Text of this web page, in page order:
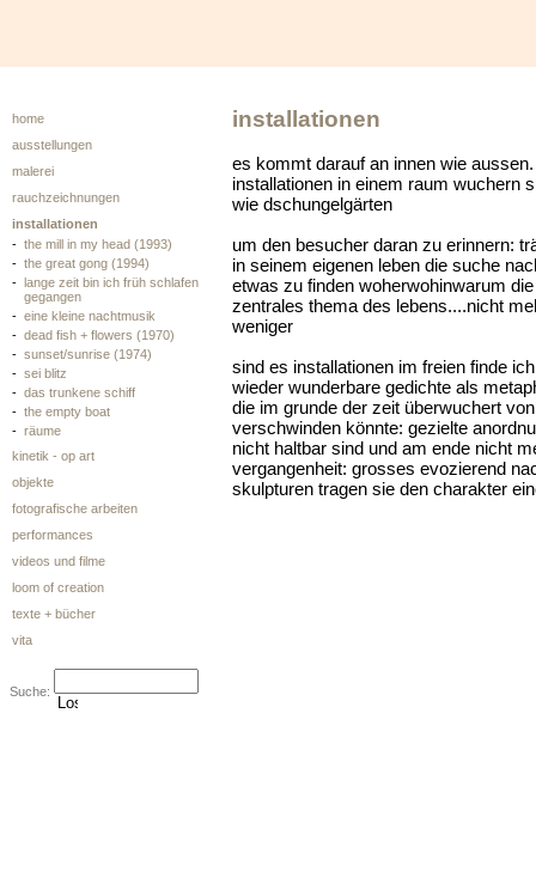
home
ausstellungen
malerei
rauchzeichnungen
installationen
- the mill in my head (1993)
- the great gong (1994)
- lange zeit bin ich früh schlafen
gegangen
- eine kleine nachtmusik
- dead fish + flowers (1970)
- sunset/sunrise (1974)
- sei blitz
- das trunkene schiff
- the empty boat
- räume
kinetik - op art
objekte
fotografische arbeiten
performances
videos und filme
loom of creation
texte + bücher
vita
Suche:
installationen
es kommt darauf an innen wie
installationen in einem raum wuchern
wie dschungelgärten
um den besucher daran zu erinnern:
in seinem eigenen leben die suche
etwas zu finden woherwohinwarum
zentrales thema des lebens....nicht
weniger
sind es installationen im freien finde
wieder wunderbare gedichte als
die im grunde der zeit überwuchert
verschwinden könnte: gezielte
nicht haltbar sind und am ende nicht
vergangenheit: grosses evozierend
skulpturen tragen sie den charakter